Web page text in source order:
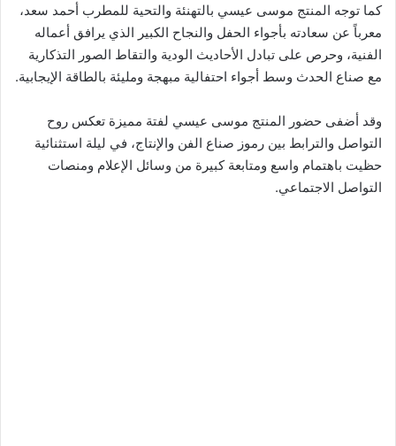
كما توجه المنتج موسى عيسي بالتهنئة والتحية للمطرب أحمد سعد،
معرباً عن سعادته بأجواء الحفل والنجاح الكبير الذي يرافق أعماله
الفنية، وحرص على تبادل الأحاديث الودية والتقاط الصور التذكارية
مع صناع الحدث وسط أجواء احتفالية مبهجة ومليئة بالطاقة الإيجابية.
وقد أضفى حضور المنتج موسى عيسي لفتة مميزة تعكس روح
التواصل والترابط بين رموز صناع الفن والإنتاج، في ليلة استثنائية
حظيت باهتمام واسع ومتابعة كبيرة من وسائل الإعلام ومنصات
التواصل الاجتماعي.